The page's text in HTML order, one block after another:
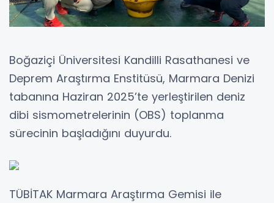
Boğaziçi Üniversitesi Kandilli Rasathanesi ve
Deprem Araştırma Enstitüsü, Marmara Denizi
tabanına Haziran 2025’te yerleştirilen deniz
dibi sismometrelerinin (OBS) toplanma
sürecinin başladığını duyurdu.
TÜBİTAK Marmara Araştırma Gemisi ile